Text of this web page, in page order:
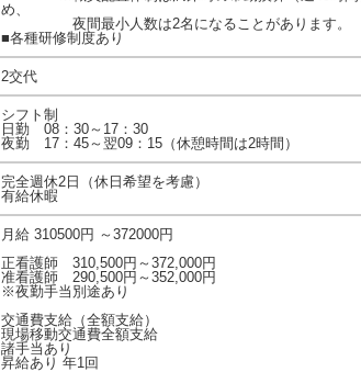
め、
夜間最小人数は2名になることがあります。
■各種研修制度あり
2交代
シフト制
日勤 08：30～17：30
夜勤 17：45～翌09：15（休憩時間は2時間）
完全週休2日（休日希望を考慮）
有給休暇
月給 310500円 ～372000円
正看護師 310,500円～372,000円
准看護師 290,500円～352,000円
※夜勤手当別途あり
交通費支給（全額支給）
現場移動交通費全額支給
諸手当あり
昇給あり 年1回